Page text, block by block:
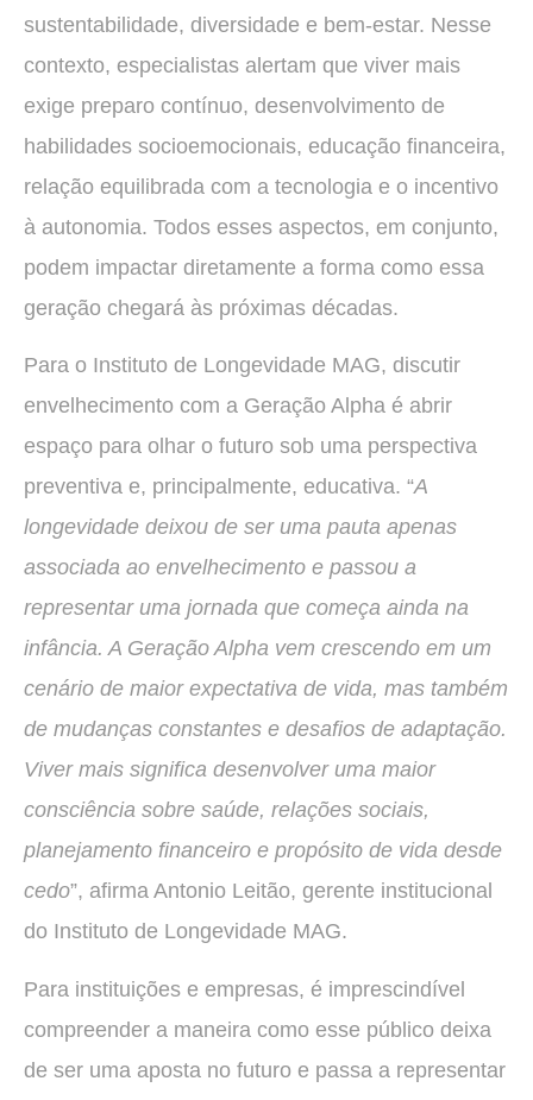
sustentabilidade, diversidade e bem-estar. Nesse
contexto, especialistas alertam que viver mais
exige preparo contínuo, desenvolvimento de
habilidades socioemocionais, educação financeira,
relação equilibrada com a tecnologia e o incentivo
à autonomia. Todos esses aspectos, em conjunto,
podem impactar diretamente a forma como essa
geração chegará às próximas décadas.
Para o Instituto de Longevidade MAG, discutir
envelhecimento com a Geração Alpha é abrir
espaço para olhar o futuro sob uma perspectiva
preventiva e, principalmente, educativa. “A
longevidade deixou de ser uma pauta apenas
associada ao envelhecimento e passou a
representar uma jornada que começa ainda na
infância. A Geração Alpha vem crescendo em um
cenário de maior expectativa de vida, mas também
de mudanças constantes e desafios de adaptação.
Viver mais significa desenvolver uma maior
consciência sobre saúde, relações sociais,
planejamento financeiro e propósito de vida desde
cedo”, afirma Antonio Leitão, gerente institucional
do Instituto de Longevidade MAG.
Para instituições e empresas, é imprescindível
compreender a maneira como esse público deixa
de ser uma aposta no futuro e passa a representar